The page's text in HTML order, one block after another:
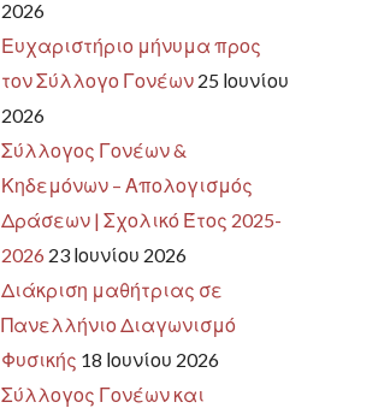
2026
Ευχαριστήριο μήνυμα προς
τον Σύλλογο Γονέων 25 Ιουνίου
2026
Σύλλογος Γονέων &
Κηδεμόνων – Απολογισμός
Δράσεων | Σχολικό Έτος 2025-
2026 23 Ιουνίου 2026
Διάκριση μαθήτριας σε
Πανελλήνιο Διαγωνισμό
Φυσικής 18 Ιουνίου 2026
Σύλλογος Γονέων και